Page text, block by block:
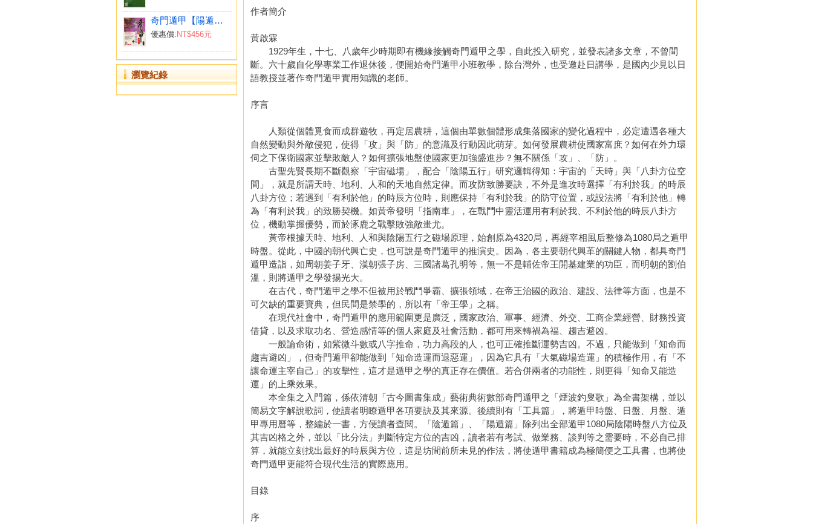
奇門遁甲【陽遁篇】陽遁540局時盤詳解
優惠價: NT$456元
瀏覽紀錄
作者簡介
黃啟霖
1929年生，十七、八歲年少時期即有機緣接觸奇門遁甲之學，自此投入研究，並發表諸多文章，不曾間
斷。六十歲自化學專業工作退休後，便開始奇門遁甲小班教學，除台灣外，也受邀赴日講學，是國內少見以日
語教授並著作奇門遁甲實用知識的老師。
序言
人類從個體覓食而成群遊牧，再定居農耕，這個由單數個體形成集落國家的變化過程中，必定遭遇各種大
自然變動與外敵侵犯，使得「攻」與「防」的意識及行動因此萌芽。如何發展農耕使國家富庶？如何在外力環
伺之下保衛國家並擊敗敵人？如何擴張地盤使國家更加強盛進步？無不關係「攻」、「防」。
古聖先賢長期不斷觀察「宇宙磁場」，配合「陰陽五行」研究邏輯得知：宇宙的「天時」與「八卦方位空
間」，就是所謂天時、地利、人和的天地自然定律。而攻防致勝要訣，不外是進攻時選擇「有利於我」的時辰
八卦方位；若遇到「有利於他」的時辰方位時，則應保持「有利於我」的防守位置，或設法將「有利於他」轉
為「有利於我」的致勝契機。如黃帝發明「指南車」，在戰鬥中靈活運用有利於我、不利於他的時辰八卦方
位，機動掌握優勢，而於涿鹿之戰擊敗強敵蚩尤。
黃帝根據天時、地利、人和與陰陽五行之磁場原理，始創原為4320局，再經宰相風后整修為1080局之遁甲
時盤。從此，中國的朝代興亡史，也可說是奇門遁甲的推演史。因為，各主要朝代興革的關鍵人物，都具奇門
遁甲造詣，如周朝姜子牙、漢朝張子房、三國諸葛孔明等，無一不是輔佐帝王開基建業的功臣，而明朝的劉伯
溫，則將遁甲之學發揚光大。
在古代，奇門遁甲之學不但被用於戰鬥爭霸、擴張領域，在帝王治國的政治、建設、法律等方面，也是不
可欠缺的重要寶典，但民間是禁學的，所以有「帝王學」之稱。
在現代社會中，奇門遁甲的應用範圍更是廣泛，國家政治、軍事、經濟、外交、工商企業經營、財務投資
借貸，以及求取功名、營造感情等的個人家庭及社會活動，都可用來轉禍為福、趨吉避凶。
一般論命術，如紫微斗數或八字推命，功力高段的人，也可正確推斷運勢吉凶。不過，只能做到「知命而
趨吉避凶」，但奇門遁甲卻能做到「知命造運而退惡運」，因為它具有「大氣磁場造運」的積極作用，有「不
讓命運主宰自己」的攻擊性，這才是遁甲之學的真正存在價值。若合併兩者的功能性，則更得「知命又能造
運」的上乘效果。
本全集之入門篇，係依清朝「古今圖書集成」藝術典術數部奇門遁甲之「煙波釣叟歌」為全書架構，並以
簡易文字解說歌詞，使讀者明瞭遁甲各項要訣及其來源。後續則有「工具篇」，將遁甲時盤、日盤、月盤、遁
甲專用曆等，整編於一書，方便讀者查閱。「陰遁篇」、「陽遁篇」除列出全部遁甲1080局陰陽時盤八方位及
其吉凶格之外，並以「比分法」判斷特定方位的吉凶，讀者若有考試、做業務、談判等之需要時，不必自己排
算，就能立刻找出最好的時辰與方位，這是坊間前所未見的作法，將使遁甲書籍成為極簡便之工具書，也將使
奇門遁甲更能符合現代生活的實際應用。
目錄
序